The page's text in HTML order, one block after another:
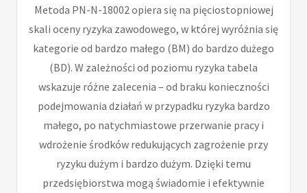
Metoda PN-N-18002 opiera się na pięciostopniowej
skali oceny ryzyka zawodowego, w której wyróżnia się
kategorie od bardzo małego (BM) do bardzo dużego
(BD). W zależności od poziomu ryzyka tabela
wskazuje różne zalecenia – od braku konieczności
podejmowania działań w przypadku ryzyka bardzo
małego, po natychmiastowe przerwanie pracy i
wdrożenie środków redukujących zagrożenie przy
ryzyku dużym i bardzo dużym. Dzięki temu
przedsiębiorstwa mogą świadomie i efektywnie